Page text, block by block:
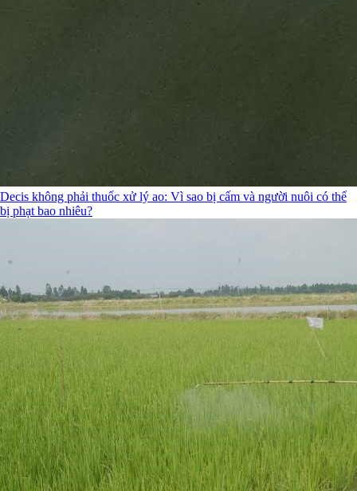
Decis không phải thuốc xử lý ao: Vì sao bị cấm và người nuôi có thể
bị phạt bao nhiêu?